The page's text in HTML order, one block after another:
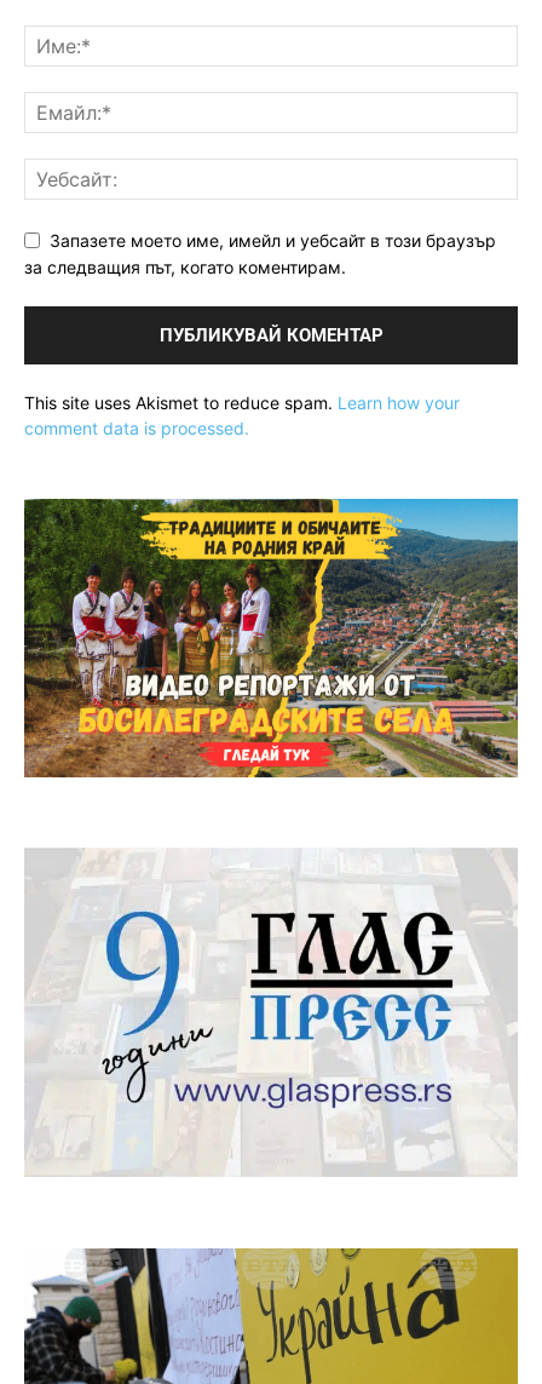
Запазете моето име, имейл и уебсайт в този браузър
за следващия път, когато коментирам.
This site uses Akismet to reduce spam. Learn how your
comment data is processed.